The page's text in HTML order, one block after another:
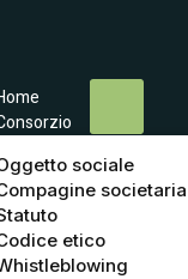
sociale
societaria
etico